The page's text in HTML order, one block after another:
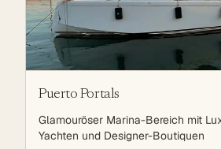
Puerto Portals
Glamouröser Marina-Bereich mit
Yachten und Designer-Boutiquen